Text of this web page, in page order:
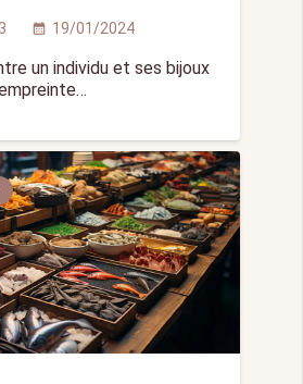
calendar_month 19/01/2024
un individu et ses bijoux